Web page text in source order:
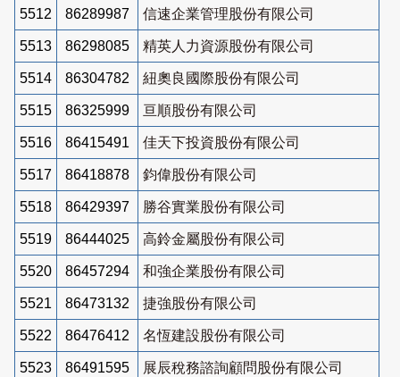
5512 86289987 信速企業管理股份有限公司
5513 86298085 精英人力資源股份有限公司
5514 86304782 紐奧良國際股份有限公司
5515 86325999 亘順股份有限公司
5516 86415491 佳天下投資股份有限公司
5517 86418878 鈞偉股份有限公司
5518 86429397 勝谷實業股份有限公司
5519 86444025 高鈴金屬股份有限公司
5520 86457294 和強企業股份有限公司
5521 86473132 捷強股份有限公司
5522 86476412 名恆建設股份有限公司
5523 86491595 展辰稅務諮詢顧問股份有限公司